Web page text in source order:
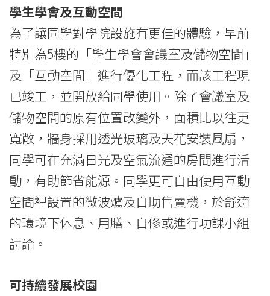
學生學會及互動空間
為了讓同學對學院設施有更佳的體驗，早前
特別為5樓的「學生學會會議室及儲物空間」
及「互動空間」進行優化工程，而該工程現
已竣工，並開放給同學使用。除了會議室及
儲物空間的原有位置改變外，面積比以往更
寬敞，牆身採用透光玻璃及天花安裝風扇，
同學可在充滿日光及空氣流通的房間進行活
動，有助節省能源。同學更可自由使用互動
空間裡設置的微波爐及自助售賣機，於舒適
的環境下休息、用膳、自修或進行功課小組
討論。
可持續發展校園